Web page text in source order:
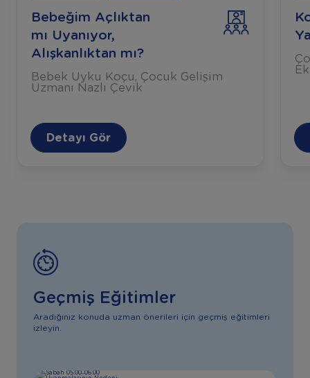
Bebeğim Açlıktan
mı Uyanıyor,
Alışkanlıktan mı?
Bebek Uyku Koçu, Çocuk Gelişim
Uzmanı Nazlı Çevik
Detayı Gör
Geçmiş Eğitimler
Aradığınız konuda uzman önerileri için geçmiş eğitimleri
izleyin.